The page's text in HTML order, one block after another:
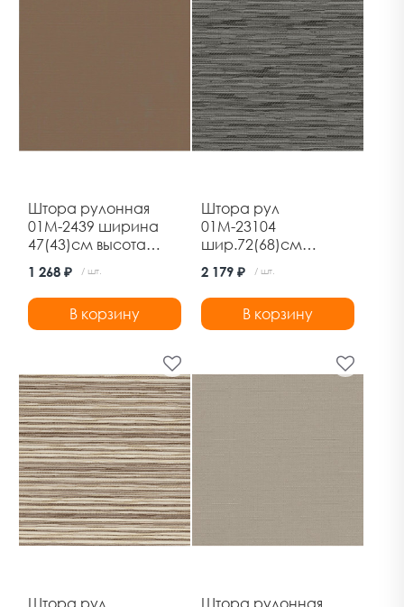
Штора рулонная
01М-2439 ширина
47(43)см высота
160см лен какао
Дельфа
1 268 ₽ / шт.
В корзину
Штора рул
01М-23104
шир.72(68)см
выс.170см
марракеш серый
2 179 ₽ / шт.
В корзину
Штора рул Штора рулонная